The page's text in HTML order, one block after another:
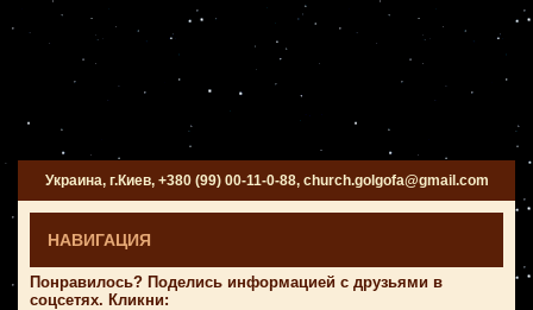
Украина, г.Киев, +380 (99) 00-11-0-88, church.golgofa@gmail.com
НАВИГАЦИЯ
Понравилось? Поделись информацией с друзьями в
соцсетях. Кликни: